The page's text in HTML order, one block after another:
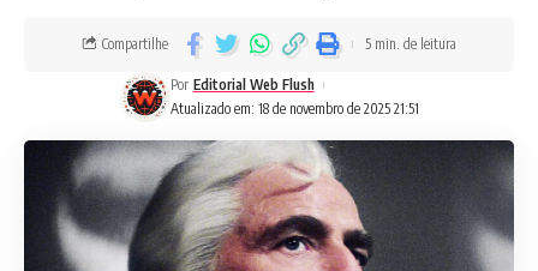
Atualizado em: 18 de novembro de 2025 21:51
Por Editorial Web Flush
Compartilhe 5 min. de leitura